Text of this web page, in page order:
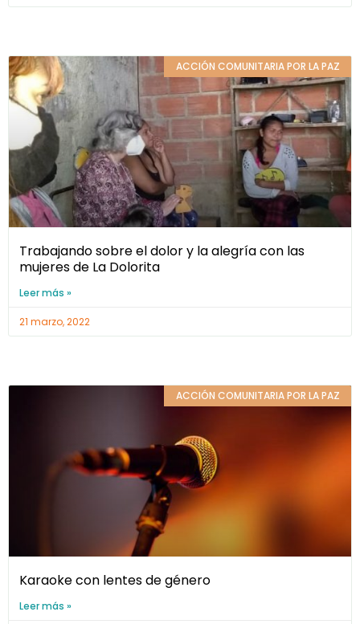
ACCIÓN COMUNITARIA POR LA PAZ
Trabajando sobre el dolor y la alegría con las
mujeres de La Dolorita
Leer más »
21 marzo, 2022
ACCIÓN COMUNITARIA POR LA PAZ
Karaoke con lentes de género
Leer más »